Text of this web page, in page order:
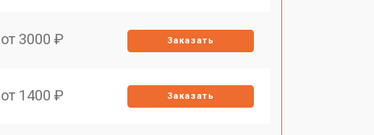
от 3000 ₽ Заказать
от 1400 ₽ Заказать